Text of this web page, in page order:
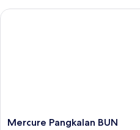
Mercure
Mercure Pangkalan BUN
Mercure Pangkalan BUN